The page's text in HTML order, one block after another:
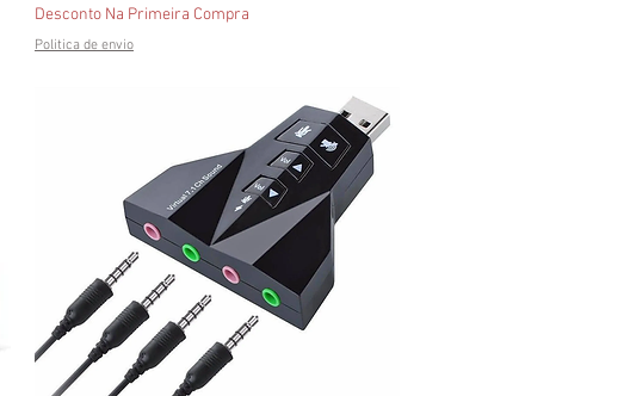
Desconto Na Primeira Compra
Politica de envio